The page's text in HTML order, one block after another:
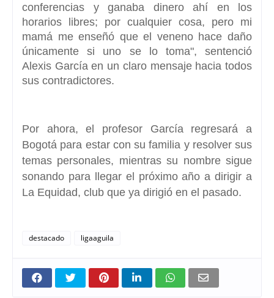
conferencias y ganaba dinero ahí en los
horarios libres; por cualquier cosa, pero mi
mamá me enseñó queel veneno hace daño
únicamente si uno se lo toma", sentenció
Alexis García en un claro mensaje hacia todos
sus contradictores.
Por ahora, el profesor García
regresará a
Bogotá para estar con su familia y resolver sus
temas personales, mientras su nombre sigue
sonando para llegar el próximo año a dirigir a
La Equidad, club que ya dirigió en el pasado.
destacado ligaaguila